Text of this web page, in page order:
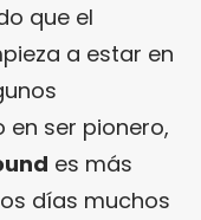
que el
a estar en
ser pionero,
es más
días muchos